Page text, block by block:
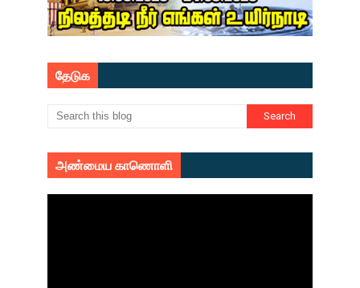
தேடுக
அண்மைய காணொளி